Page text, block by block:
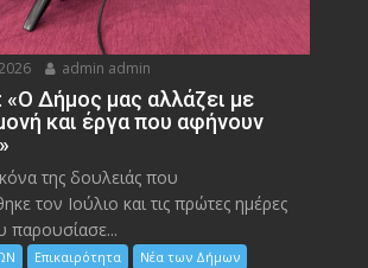
admin admin
Δήμος μας αλλάζει με
και έργα που αφήνουν
της δουλειάς που
τον Ιούλιο και τις πρώτες ημέρες
παρουσίασε...
Επικαιρότητα Νέα των Δήμων